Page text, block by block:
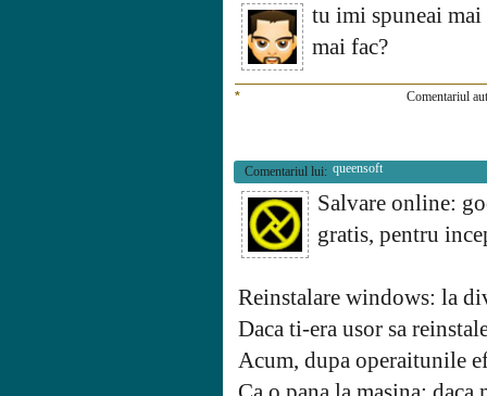
tu imi spuneai mai
mai fac?
* Comentariul
Comentariul lui: queensoft
Salvare online:
gratis, pentru
Reinstalare windows: la
Daca ti-era usor sa
Acum, dupa operaitunile